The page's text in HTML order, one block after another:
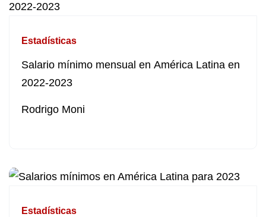
Estadísticas
Salario mínimo mensual en América Latina en
2022-2023
Rodrigo Moni
Estadísticas